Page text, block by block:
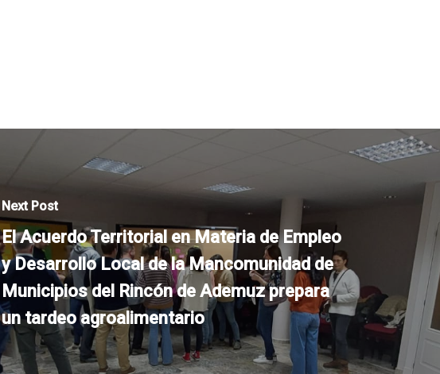
Next Post
El Acuerdo Territorial en Materia de Empleo
y Desarrollo Local de la Mancomunidad de
Municipios del Rincón de Ademuz prepara
un tardeo agroalimentario